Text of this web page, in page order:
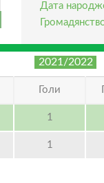
Дата
2021/2022
Голи
1
1